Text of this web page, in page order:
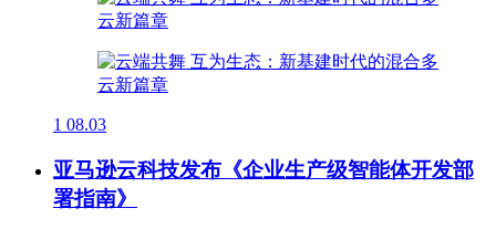
1 08.03
亚马逊云科技发布《企业生产级智能体开发部
署指南》